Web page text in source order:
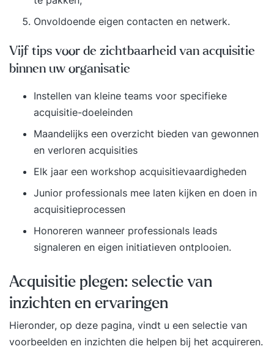
Onvoldoende eigen contacten en netwerk.
Vijf tips voor de zichtbaarheid van acquisitie
binnen uw organisatie
Instellen van kleine teams voor specifieke
acquisitie-doeleinden
Maandelijks een overzicht bieden van gewonnen
en verloren acquisities
Elk jaar een workshop acquisitievaardigheden
Junior professionals mee laten kijken en doen in
acquisitieprocessen
Honoreren wanneer professionals leads
signaleren en eigen initiatieven ontplooien.
Acquisitie plegen: selectie van
inzichten en ervaringen
Hieronder, op deze pagina, vindt u een selectie van
voorbeelden en inzichten die helpen bij het acquireren.